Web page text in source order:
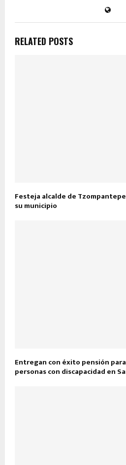
RELATED POSTS
Festeja alcalde de
su municipio
Entregan con éxito pensión
personas con discapacidad en